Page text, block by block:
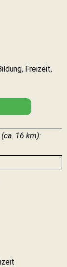
Freizeit,
16 km):